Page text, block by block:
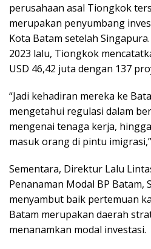
perusahaan asal Tiongkok
merupakan penyumbang
Kota Batam setelah
2023 lalu, Tiongkok
USD 46,42 juta dengan 137
“Jadi kehadiran mereka ke
mengetahui regulasi dalam
mengenai tenaga kerja,
masuk orang di pintu
Sementara, Direktur Lalu
Penanaman Modal BP Batam,
menyambut baik pertemuan
Batam merupakan daerah
menanamkan modal investasi.